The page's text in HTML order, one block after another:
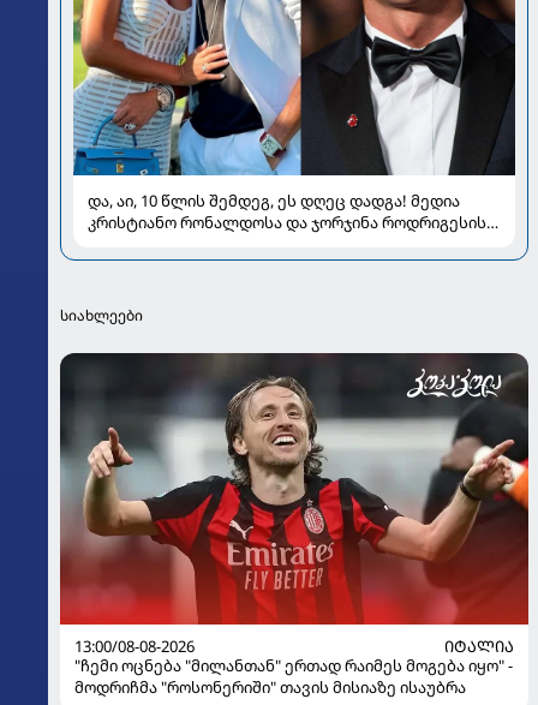
და, აი, 10 წლის შემდეგ, ეს დღეც დადგა! მედია
კრისტიანო რონალდოსა და ჯორჯინა როდრიგესის
სიახლეები
13:00/08-08-2026
ᲘᲢᲐᲚᲘᲐ
"ჩემი ოცნება "მილანთან" ერთად რაიმეს მოგება იყო" -
მოდრიჩმა "როსონერიში" თავის მისიაზე ისაუბრა